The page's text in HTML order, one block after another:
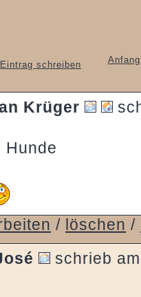
schreiben Anfang
Krüger
Hunde
/ löschen /
schrieb